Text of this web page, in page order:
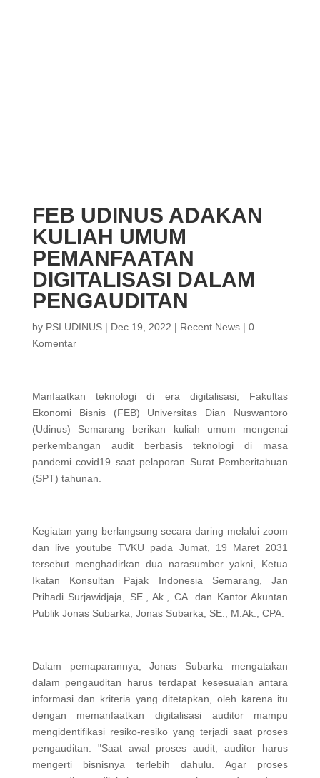
FEB UDINUS ADAKAN
KULIAH UMUM
PEMANFAATAN
DIGITALISASI DALAM
PENGAUDITAN
by PSI UDINUS| Dec 19, 2022 | Recent News| 0
Komentar
Manfaatkan teknologi di era digitalisasi, Fakultas
Ekonomi Bisnis (FEB) Universitas Dian Nuswantoro
(Udinus) Semarang berikan kuliah umum mengenai
perkembangan audit berbasis teknologi di masa
pandemi covid19 saat pelaporan Surat Pemberitahuan
(SPT) tahunan.
Kegiatan yang berlangsung secara daring melalui zoom
dan live youtube TVKU pada Jumat, 19 Maret 2031
tersebut menghadirkan dua narasumber yakni, Ketua
Ikatan Konsultan Pajak Indonesia Semarang, Jan
Prihadi Surjawidjaja, SE., Ak., CA. dan Kantor Akuntan
Publik Jonas Subarka, Jonas Subarka, SE., M.Ak., CPA.
Dalam pemaparannya, Jonas Subarka mengatakan
dalam pengauditan harus terdapat kesesuaian antara
informasi dan kriteria yang ditetapkan, oleh karena itu
dengan memanfaatkan digitalisasi auditor mampu
mengidentifikasi resiko-resiko yang terjadi saat proses
pengauditan. "Saat awal proses audit, auditor harus
mengerti bisnisnya terlebih dahulu. Agar proses